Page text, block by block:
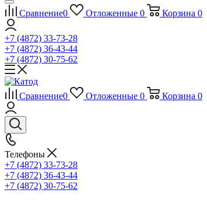
Сравнение0 Отложенные 0 Корзина 0
+7 (4872) 33-73-28
+7 (4872) 36-43-44
+7 (4872) 30-75-62
Сравнение0 Отложенные 0 Корзина 0
Телефоны
+7 (4872) 33-73-28
+7 (4872) 36-43-44
+7 (4872) 30-75-62